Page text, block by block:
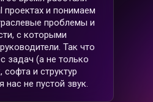
проектах и понимаем
проблемы и
с которыми
Так что
задач (а не только
софта и структур
нас не пустой звук.